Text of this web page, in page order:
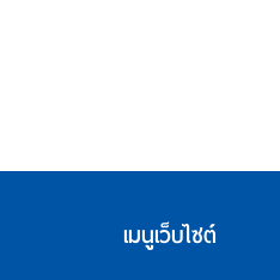
เมนูเว็บไซต์